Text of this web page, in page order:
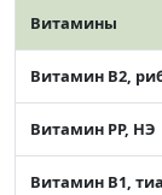
Витамины
Витамин В2,
Витамин РР, НЭ
Витамин В1,